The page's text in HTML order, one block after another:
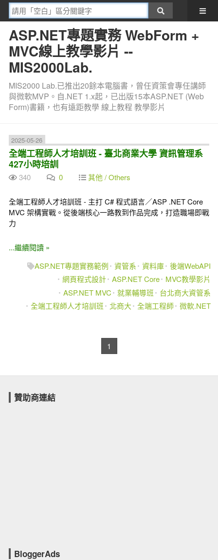
ASP.NET專題實務 WebForm +
MVC線上教學影片 --
MIS2000Lab.
MIS2000 Lab.已推出20餘本電腦書，曾任資策會專任講師
與微軟MVP。自.NET 1.x起，已出版15本ASP.NET (Web
Form)書籍，也有遠距教學 線上教程 教學影片
2025-05-26
全端工程師人才培訓班 - 臺北商業大學 資訊管理系
427小時培訓
340 0 其他 / Others
全端工程師人才培訓班 - 主打 C# 程式語言／ASP .NET Core
MVC 架構實戰。從後端核心一路教到作品完成，打造職場即戰
力
...繼續閱讀 »
ASP.NET專題實務範例
資管系 資料庫 後端WebAPI
網頁程式設計 ASP.NET Core
MVC教學影片
ASP.NET MVC
就業輔導班
台北商大資管系
全端工程師人才培訓班
北商大 全端工程師 微軟.NET
1
贊助商連結
BloggerAds